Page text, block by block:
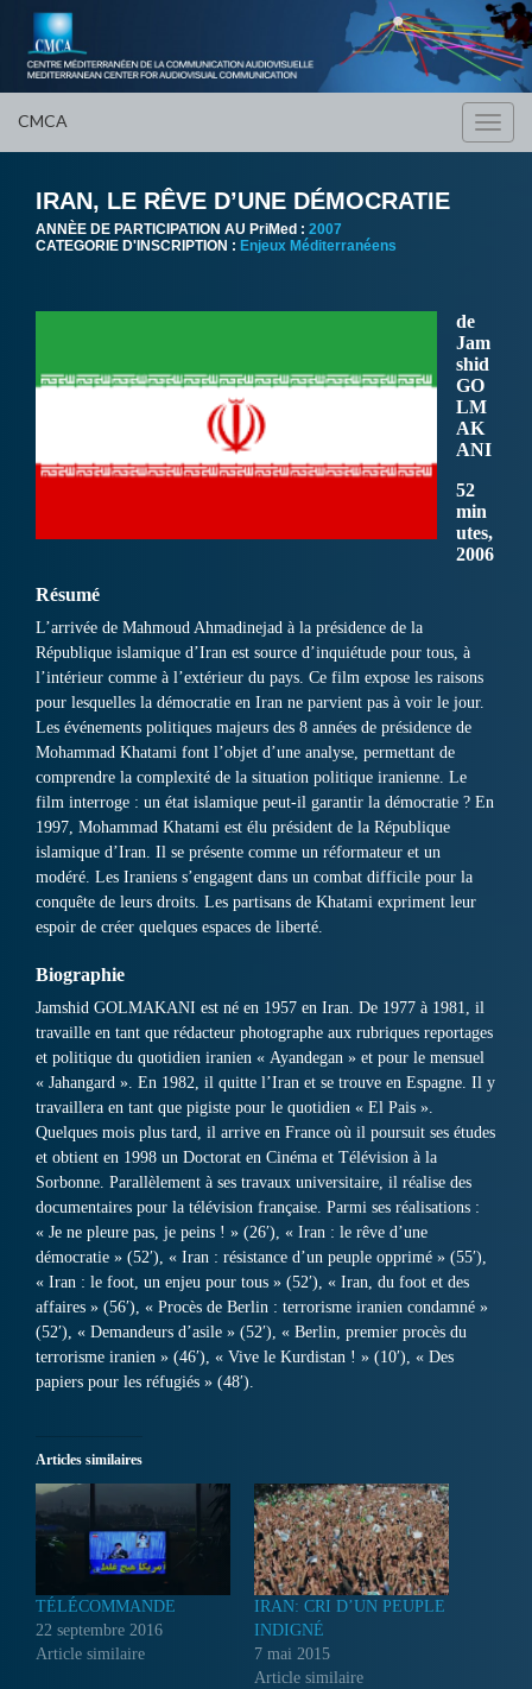
CMCA
IRAN, LE RÊVE D’UNE DÉMOCRATIE
ANNÈE DE PARTICIPATION AU PriMed : 2007
CATEGORIE D'INSCRIPTION : Enjeux Méditerranéens
de
Jam
shid
GO
LM
AK
ANI
52
min
utes,
2006
Résumé
L’arrivée de Mahmoud Ahmadinejad à la présidence de la
République islamique d’Iran est source d’inquiétude pour tous, à
l’intérieur comme à l’extérieur du pays. Ce film expose les raisons
pour lesquelles la démocratie en Iran ne parvient pas à voir le jour.
Les événements politiques majeurs des 8 années de présidence de
Mohammad Khatami font l’objet d’une analyse, permettant de
comprendre la complexité de la situation politique iranienne. Le
film interroge : un état islamique peut-il garantir la démocratie ? En
1997, Mohammad Khatami est élu président de la République
islamique d’Iran. Il se présente comme un réformateur et un
modéré. Les Iraniens s’engagent dans un combat difficile pour la
conquête de leurs droits. Les partisans de Khatami expriment leur
espoir de créer quelques espaces de liberté.
Biographie
Jamshid GOLMAKANI est né en 1957 en Iran. De 1977 à 1981, il
travaille en tant que rédacteur photographe aux rubriques reportages
et politique du quotidien iranien « Ayandegan » et pour le mensuel
« Jahangard ». En 1982, il quitte l’Iran et se trouve en Espagne. Il y
travaillera en tant que pigiste pour le quotidien « El Pais ».
Quelques mois plus tard, il arrive en France où il poursuit ses études
et obtient en 1998 un Doctorat en Cinéma et Télévision à la
Sorbonne. Parallèlement à ses travaux universitaire, il réalise des
documentaires pour la télévision française. Parmi ses réalisations :
« Je ne pleure pas, je peins ! » (26′), « Iran : le rêve d’une
démocratie » (52′), « Iran : résistance d’un peuple opprimé » (55′),
« Iran : le foot, un enjeu pour tous » (52′), « Iran, du foot et des
affaires » (56′), « Procès de Berlin : terrorisme iranien condamné »
(52′), « Demandeurs d’asile » (52′), « Berlin, premier procès du
terrorisme iranien » (46′), « Vive le Kurdistan ! » (10′), « Des
papiers pour les réfugiés » (48′).
Articles similaires
TÉLÉCOMMANDE
22 septembre 2016
Article similaire
IRAN: CRI D’UN PEUPLE
INDIGNÉ
7 mai 2015
Article similaire